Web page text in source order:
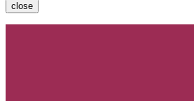
close